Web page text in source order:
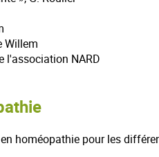
Willem
l'association NARD
homéopathie pour les